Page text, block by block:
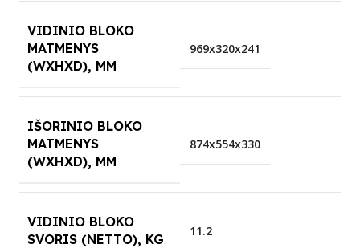
VIDINIO BLOKO
MATMENYS
(WXHXD), MM
969x320x241
IŠORINIO BLOKO
MATMENYS
(WXHXD), MM
874x554x330
VIDINIO BLOKO
SVORIS (NETTO), KG
11.2